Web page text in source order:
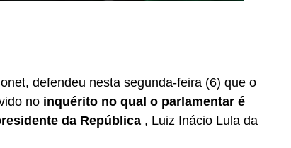
defendeu nesta segunda-feira (6) que o
no inquérito no qual o parlamentar é
da República , Luiz Inácio Lula da